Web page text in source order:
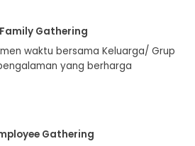
Family Gathering
waktu bersama Keluarga/ Grup
yang berharga
Gathering